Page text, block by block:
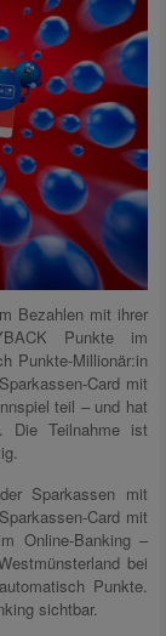
Bezahlen mit ihrer
Punkte im
Punkte-Millionär:in
Card mit
teil – und hat
Die Teilnahme ist
Sparkassen mit
Card mit
Online-Banking –
bei
Punkte.
sichtbar.